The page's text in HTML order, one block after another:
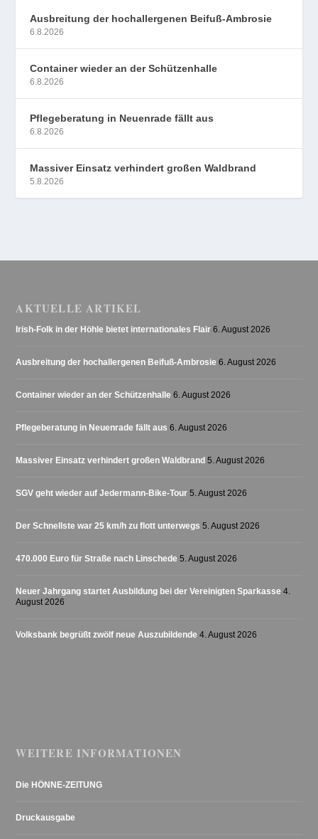
Ausbreitung der hochallergenen Beifuß-Ambrosie
6.8.2026
Container wieder an der Schützenhalle
6.8.2026
Pflegeberatung in Neuenrade fällt aus
6.8.2026
Massiver Einsatz verhindert großen Waldbrand
5.8.2026
AKTUELLE ARTIKEL
Irish-Folk in der Höhle bietet internationales Flair 6. August 2026
Ausbreitung der hochallergenen Beifuß-Ambrosie 6. August 2026
Container wieder an der Schützenhalle 6. August 2026
Pflegeberatung in Neuenrade fällt aus 6. August 2026
Massiver Einsatz verhindert großen Waldbrand 5. August 2026
SGV geht wieder auf Jedermann-Bike-Tour 5. August 2026
Der Schnellste war 25 km/h zu flott unterwegs 5. August 2026
470.000 Euro für Straße nach Linschede 5. August 2026
Neuer Jahrgang startet Ausbildung bei der Vereinigten Sparkasse 4.
August 2026
Volksbank begrüßt zwölf neue Auszubildende 4. August 2026
WEITERE INFORMATIONEN
Die HÖNNE-ZEITUNG
Druckausgabe